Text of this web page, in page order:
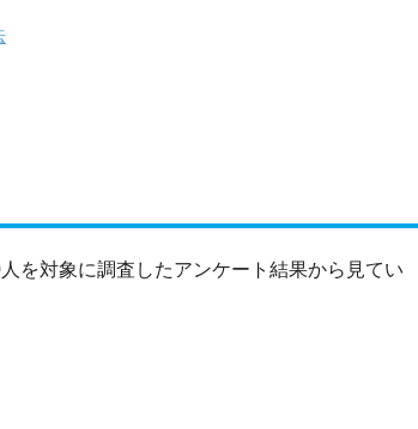
を対象に調査したアンケート結果から見てい